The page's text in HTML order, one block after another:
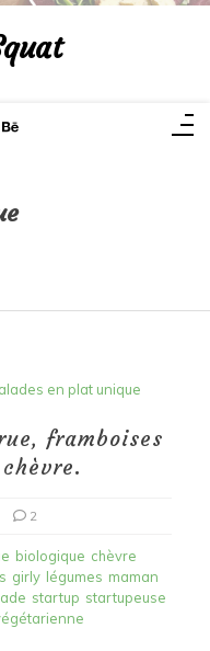
en plat unique
framboises
2
biologique chèvre
girly légumes maman
startup startupeuse